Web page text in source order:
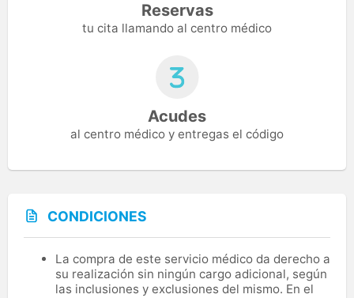
Reservas
tu cita llamando al centro médico
Acudes
al centro médico y entregas el código
CONDICIONES
La compra de este servicio médico da derecho a
su realización sin ningún cargo adicional, según
las inclusiones y exclusiones del mismo. En el